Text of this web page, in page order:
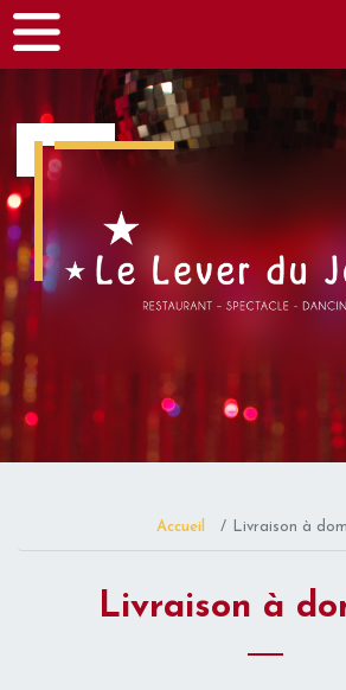
Panneau de gestion des cookies
Accueil Livraison à
Livraison à